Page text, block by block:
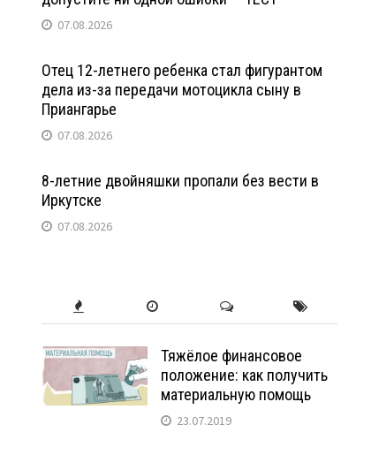
07.08.2026
Отец 12-летнего ребенка стал фигурантом
дела из-за передачи мотоцикла сыну в
Приангарье
07.08.2026
8-летние двойняшки пропали без вести в
Иркутске
07.08.2026
Тяжёлое финансовое
положение: как получить
материальную помощь
23.07.2019